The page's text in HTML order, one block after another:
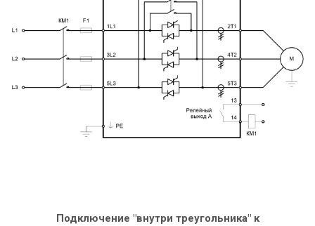
Подключение "внутри треугольника" к